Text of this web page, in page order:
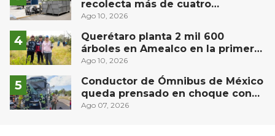
recolecta más de cuatro
contenedores de electrónicos y
Ago 10, 2026
Querétaro planta 2 mil 600
árboles en Amealco en la primera
Jornada Nacional de
Ago 10, 2026
Conductor de Ómnibus de México
queda prensado en choque con
materialista en San Juan del Río
Ago 07, 2026